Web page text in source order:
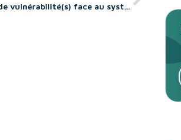
Les usagers en situation(s) de vulnérabilité(s) face au système de santé : expériences normatives et nouvelles allures de la vie